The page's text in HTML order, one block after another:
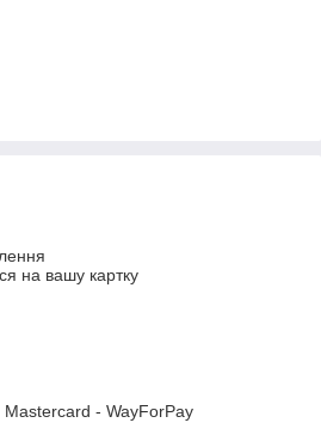
на вашу картку
- WayForPay